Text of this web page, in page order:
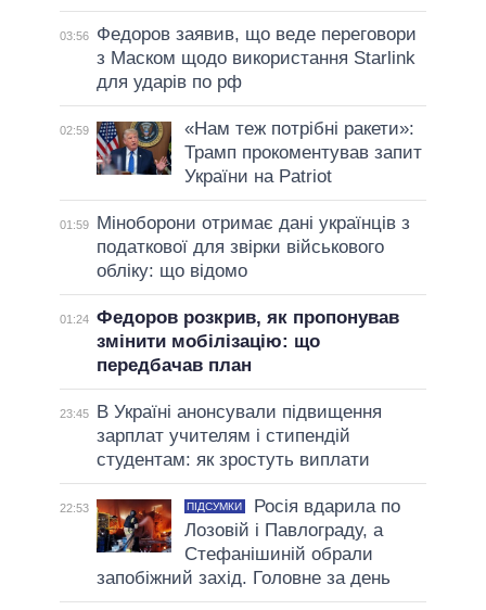
03:56
Федоров заявив, що веде переговори
з Маском щодо використання Starlink
для ударів по рф
02:59
«Нам теж потрібні ракети»:
Трамп прокоментував запит
України на Patriot
01:59
Міноборони отримає дані українців з
податкової для звірки військового
обліку: що відомо
01:24 Федоров розкрив, як пропонував
змінити мобілізацію: що
передбачав план
23:45
В Україні анонсували підвищення
зарплат учителям і стипендій
студентам: як зростуть виплати
22:53 ПІДСУМКИ
Росія вдарила по
Лозовій і Павлограду, а
Стефанішиній обрали
запобіжний захід. Головне за день